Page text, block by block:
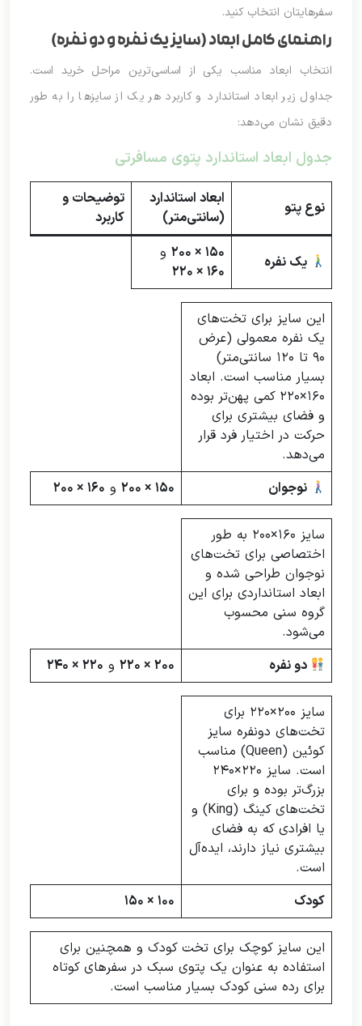
سفرهایتان انتخاب کنید.
راهنمای کامل ابعاد (سایز یک نفره و دو نفره)
انتخاب ابعاد مناسب یکی از اساسی‌ترین مراحل خرید است.
جداول زیر ابعاد استاندارد و کاربرد هر یک از سایزها را به طور
دقیق نشان می‌دهد:
‌جدول ابعاد استاندارد پتوی مسافرتی
نوع پتو
ابعاد استاندارد
(سانتی‌متر)
توضیحات و
کاربرد
یک نفره ۱۵۰ × ۲۰۰
و
۱۶۰ × ۲۲۰
این سایز برای تخت‌های
یک نفره معمولی (عرض
۹۰ تا ۱۲۰ سانتی‌متر)
بسیار مناسب است. ابعاد
۱۶۰×۲۲۰ کمی پهن‌تر بوده
و فضای بیشتری برای
حرکت در اختیار فرد قرار
می‌دهد.
نوجوان
۱۵۰ × ۲۰۰ و ۱۶۰ × ۲۰۰
سایز ۱۶۰×۲۰۰ به طور
اختصاصی برای تخت‌های
نوجوان طراحی شده و
ابعاد استانداردی برای این
گروه سنی محسوب
می‌شود.
دو نفره
۲۰۰ × ۲۲۰ و ۲۲۰ × ۲۴۰
سایز ۲۰۰×۲۲۰ برای
تخت‌های دونفره سایز
کوئین (Queen) مناسب
است. سایز ۲۲۰×۲۴۰
بزرگ‌تر بوده و برای
تخت‌های کینگ (King) و
یا افرادی که به فضای
بیشتری نیاز دارند، ایده‌آل
است.
کودک
۱۰۰ × ۱۵۰
این سایز کوچک برای تخت کودک و همچنین برای
استفاده به عنوان یک پتوی سبک در سفرهای کوتاه
برای رده سنی کودک بسیار مناسب است.